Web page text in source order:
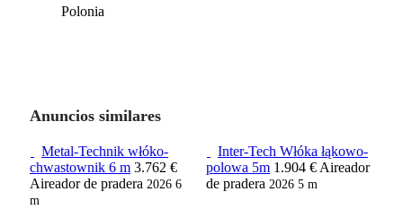
Polonia
Anuncios similares
Metal-Technik włóko-
chwastownik 6 m 3.762 €
Aireador de pradera 2026 6
m
Inter-Tech Włóka łąkowo-
polowa 5m 1.904 € Aireador
de pradera 2026 5 m